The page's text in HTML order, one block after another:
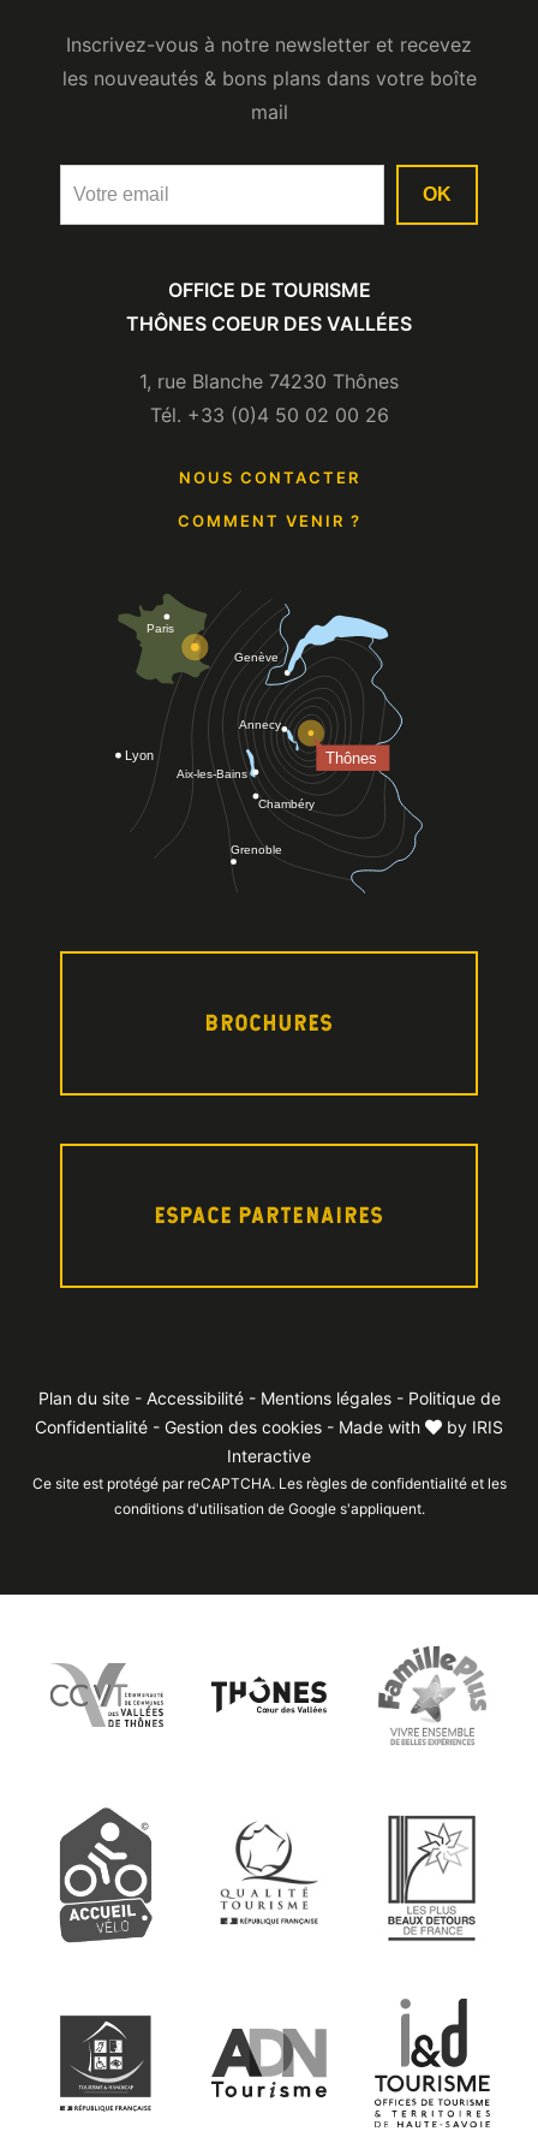
OFFICE DE TOURISME
THÔNES COEUR DES VALLÉES
1, rue Blanche 74230 Thônes
Tél. +33 (0)4 50 02 00 26
NOUS CONTACTER
COMMENT VENIR ?
BROCHURES
ESPACE PARTENAIRES
Inscrivez-vous à notre newsletter et recevez
les nouveautés & bons plans dans votre boîte
mail
OK
Plan du site- Accessibilité- Mentions légales- Politique de
Confidentialité - Gestion des cookies - Made with by IRIS
Interactive
Ce site est protégé par reCAPTCHA. Les règles de confidentialitéet les
conditions d'utilisation de Google s'appliquent.